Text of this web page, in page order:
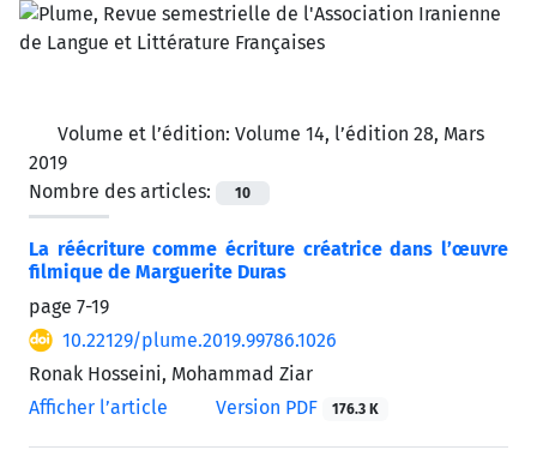
Volume et l’édition: Volume 14, l’édition 28, Mars
2019
Nombre des articles:
10
La réécriture comme écriture créatrice dans l’œuvre
filmique de Marguerite Duras
page 7-19
10.22129/plume.2019.99786.1026
Ronak Hosseini, Mohammad Ziar
Afficher l’article
Version PDF 176.3 K